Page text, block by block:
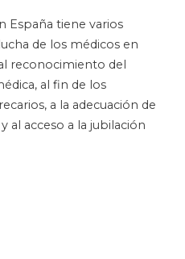
España tiene varios
de los médicos en
reconocimiento del
al fin de los
a la adecuación de
al acceso a la jubilación